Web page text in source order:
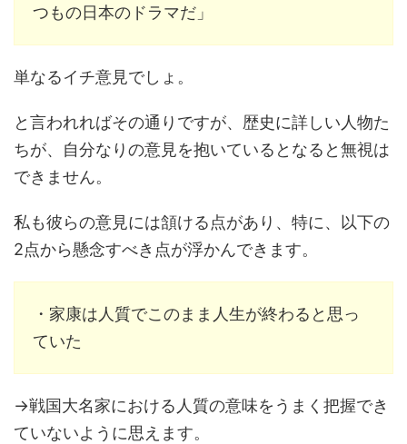
つもの日本のドラマだ」
単なるイチ意見でしょ。
と言われればその通りですが、歴史に詳しい人物た
ちが、自分なりの意見を抱いているとなると無視は
できません。
私も彼らの意見には頷ける点があり、特に、以下の
2点から懸念すべき点が浮かんできます。
・家康は人質でこのまま人生が終わると思っ
ていた
→戦国大名家における人質の意味をうまく把握でき
ていないように思えます。